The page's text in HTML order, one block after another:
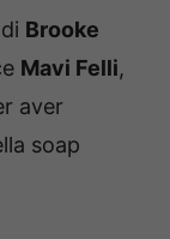
Brooke
Mavi Felli,
aver
soap